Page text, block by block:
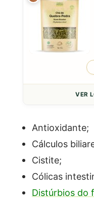
VER
Antioxidante;
Cálculos
Cistite;
Cólicas
Distúrbios do